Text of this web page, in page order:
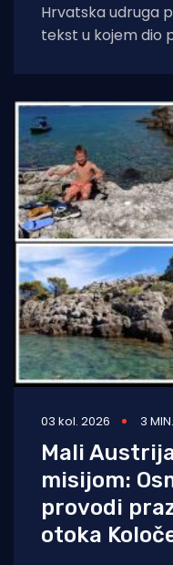
Hrvatska udruga
tekst u kojem dio
03 kol. 2026 3
Mali
misijom:
provodi
otoka